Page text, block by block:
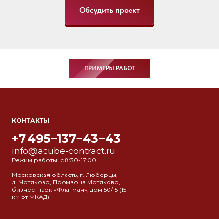
Обсудить проект
ПРИМЕРЫ РАБОТ
КОНТАКТЫ
+7 495−137−43−43
info@acube-contract.ru
Режим работы: с 8:30-17:00
Московская область, г. Люберцы,
д. Мотяково, Промзона Мотяково,
бизнес-парк «Флагман», дом 50/15 (15
км от МКАД)